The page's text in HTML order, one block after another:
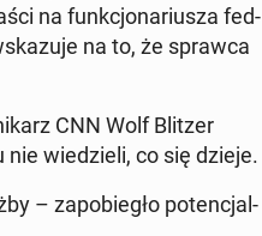
na funkcjonar­iusza fed­
na to, że sprawca
CNN Wolf Blitzer
nie wiedzieli, co się dzieje.
– za­po­biegło po­tenc­jal­